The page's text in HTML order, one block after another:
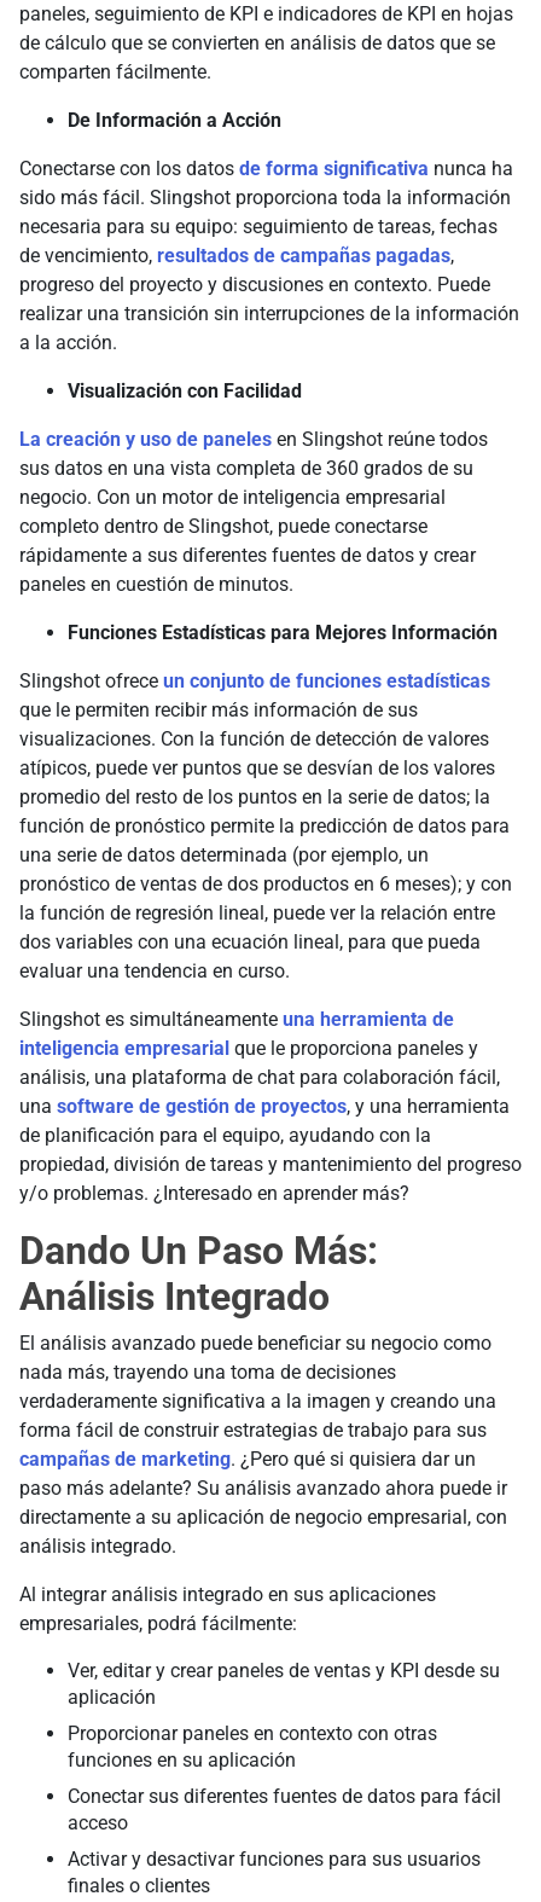
paneles, seguimiento de KPI e indicadores de KPI en hojas
de cálculo que se convierten en análisis de datos que se
comparten fácilmente.
De Información a Acción
Conectarse con los datos de forma significativa nunca ha
sido más fácil. Slingshot proporciona toda la información
necesaria para su equipo: seguimiento de tareas, fechas
de vencimiento, resultados de campañas pagadas,
progreso del proyecto y discusiones en contexto. Puede
realizar una transición sin interrupciones de la información
a la acción.
Visualización con Facilidad
La creación y uso de paneles en Slingshot reúne todos
sus datos en una vista completa de 360 grados de su
negocio. Con un motor de inteligencia empresarial
completo dentro de Slingshot, puede conectarse
rápidamente a sus diferentes fuentes de datos y crear
paneles en cuestión de minutos.
Funciones Estadísticas para Mejores Información
Slingshot ofrece un conjunto de funciones estadísticas
que le permiten recibir más información de sus
visualizaciones. Con la función de detección de valores
atípicos, puede ver puntos que se desvían de los valores
promedio del resto de los puntos en la serie de datos; la
función de pronóstico permite la predicción de datos para
una serie de datos determinada (por ejemplo, un
pronóstico de ventas de dos productos en 6 meses); y con
la función de regresión lineal, puede ver la relación entre
dos variables con una ecuación lineal, para que pueda
evaluar una tendencia en curso.
Slingshot es simultáneamente una herramienta de
inteligencia empresarial que le proporciona paneles y
análisis, una plataforma de chat para colaboración fácil,
una software de gestión de proyectos, y una herramienta
de planificación para el equipo, ayudando con la
propiedad, división de tareas y mantenimiento del progreso
y/o problemas. ¿Interesado en aprender más?
Dando Un Paso Más:
Análisis Integrado
El análisis avanzado puede beneficiar su negocio como
nada más, trayendo una toma de decisiones
verdaderamente significativa a la imagen y creando una
forma fácil de construir estrategias de trabajo para sus
campañas de marketing. ¿Pero qué si quisiera dar un
paso más adelante? Su análisis avanzado ahora puede ir
directamente a su aplicación de negocio empresarial, con
análisis integrado.
Al integrar análisis integrado en sus aplicaciones
empresariales, podrá fácilmente:
Ver, editar y crear paneles de ventas y KPI desde su
aplicación
Proporcionar paneles en contexto con otras
funciones en su aplicación
Conectar sus diferentes fuentes de datos para fácil
acceso
Activar y desactivar funciones para sus usuarios
finales o clientes